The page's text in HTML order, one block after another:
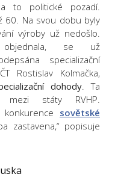
to politické pozadí.
60. Na svou dobu byly
výroby už nedošlo.
se už
specializační
Rostislav Kolmačka,
dohody. Ta
mezi státy RVHP.
konkurence sovětské
zastavena,“ popisuje